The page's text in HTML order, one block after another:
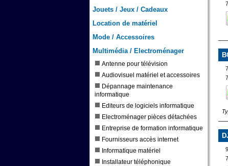
Jouets / Jeux / Cadeaux
Location de matériel
Mode / Accessoires
Multimédia / Electroménager
Antenne pour télévision
Audiovisuel matériel et accessoires
Dépannage maintenance
informatique
Editeurs de logiciels informatique
Electroménager pièces détachées
Entreprise de formation informatique
Fournisseurs accès internet
Informatique matériel
Installateur téléphonique